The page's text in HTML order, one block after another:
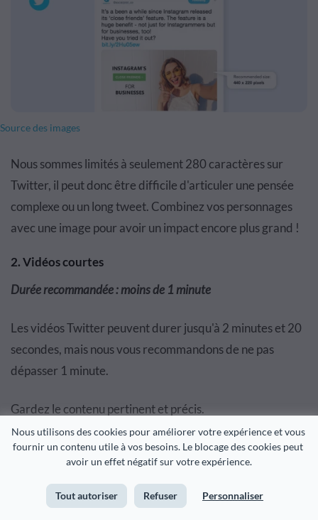
Nous utilisons des cookies pour améliorer votre expérience et vous
fournir un contenu utile à vos besoins. Le blocage des cookies peut
avoir un effet négatif sur votre expérience.
Tout autoriser Refuser Personnaliser
Source des images
Nous sommes limités à seulement 280 caractères sur
Twitter, il peut donc être difficile d'articuler une pensée
complexe ou un long tweet. Combinez vos personnages
avec une image pour avoir un impact encore plus grand !
2. Vidéos courtes
Durée recommandée : moins de 1 minute
Les vidéos Twitter peuvent durer jusqu'à 2 minutes et 20
secondes, mais nous vous recommandons de ne pas
dépasser 1 minute.
Gardez le contenu pertinent et précis.
With professionally designed content blocks,
you can build great looking infographics fast!
Make Free Infographics, Reports & Charts